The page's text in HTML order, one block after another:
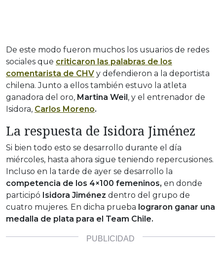
De este modo fueron muchos los usuarios de redes
sociales que criticaron las palabras de los
comentarista de CHV y defendieron a la deportista
chilena. Junto a ellos también estuvo la atleta
ganadora del oro, Martina Weil , y el entrenador de
Isidora, Carlos Moreno.
La respuesta de Isidora Jiménez
Si bien todo esto se desarrollo durante el día
miércoles, hasta ahora sigue teniendo repercusiones.
Incluso en la tarde de ayer se desarrollo la
competencia de los 4×100 femeninos, en donde
participó Isidora Jiménez dentro del grupo de
cuatro mujeres. En dicha prueba lograron ganar una
medalla de plata para el Team Chile.